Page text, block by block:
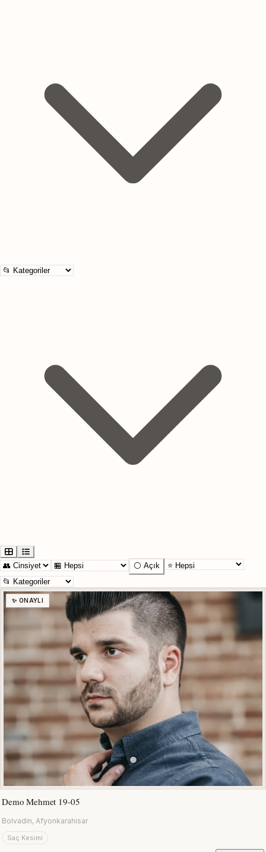
⚪ Açık
✨ ONAYLI
Demo Mehmet 19-05
Bolvadin, Afyonkarahisar
Saç Kesimi